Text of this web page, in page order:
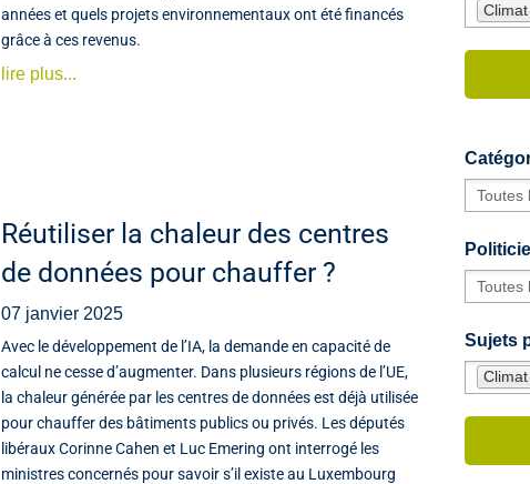
années et quels projets environnementaux ont été financés
grâce à ces revenus.
lire plus...
Réutiliser la chaleur des centres
de données pour chauffer ?
07 janvier 2025
Avec le développement de l’IA, la demande en capacité de
calcul ne cesse d’augmenter. Dans plusieurs régions de l’UE,
la chaleur générée par les centres de données est déjà utilisée
pour chauffer des bâtiments publics ou privés. Les députés
libéraux Corinne Cahen et Luc Emering ont interrogé les
ministres concernés pour savoir s’il existe au Luxembourg
Sujets